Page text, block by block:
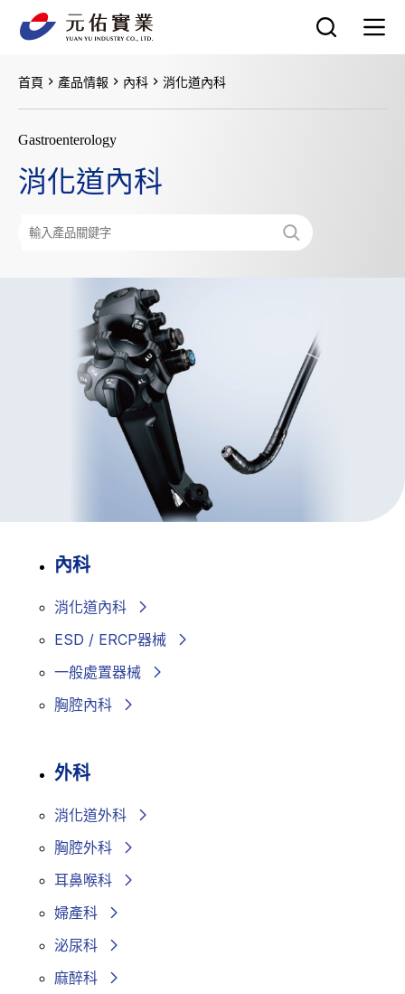
首頁 產品情報 內科 消化道內科
Gastroenterology
消化道內科
搜
內科
消化道內科
ESD / ERCP器械
一般處置器械
胸腔內科
外科
消化道外科
胸腔外科
耳鼻喉科
婦產科
泌尿科
麻醉科